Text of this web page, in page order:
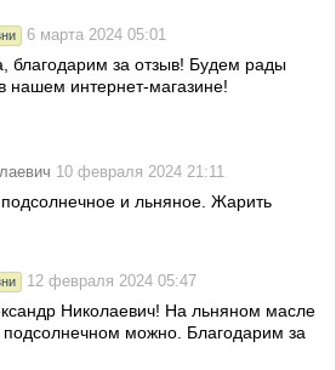
6 марта 2024 05:01
благодарим за отзыв! Будем рады
нашем интернет-магазине!
10 февраля 2024 21:11
и льняное. Жарить
12 февраля 2024 05:47
Николаевич! На льняном масле
подсолнечном можно. Благодарим за